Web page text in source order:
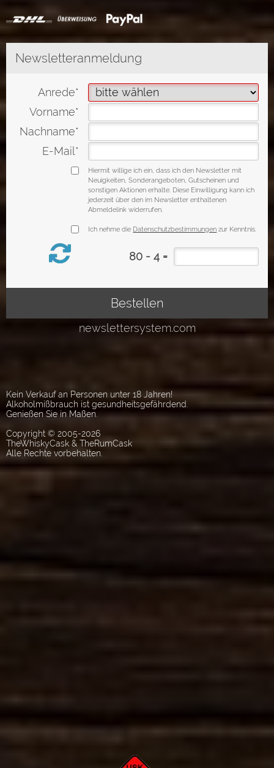
Kein Verkauf an Personen unter 18 Jahren!
Alkoholmißbrauch ist gesundheitsgefährdend.
Genießen Sie in Maßen.
Copyright © 2005-2026
TheWhiskyCask & TheRumCask
Alle Rechte vorbehalten.